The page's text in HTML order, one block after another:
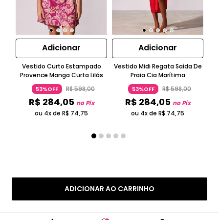
ADICIONAR AO CARRINHO
Adicionar
Vestido Curto Estampado
Provence Manga Curta Lilás
53%OFF R$598,00
R$ 284,05 no Pix
ou 4x de R$ 74,75
Adicionar
Vestido Midi Regata Saída De
Praia Cia Marítima
53%OFF R$598,00
R$ 284,05 no Pix
ou 4x de R$ 74,75